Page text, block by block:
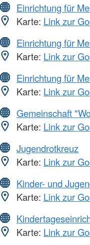
Einrichtung für
Karte: Link zur
Einrichtung für
Karte: Link zur
Einrichtung für
Karte: Link zur
Gemeinschaft
Karte: Link zur
Jugendrotkreuz
Karte: Link zur
Kinder- und
Karte: Link zur
Karte: Link zur